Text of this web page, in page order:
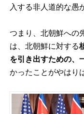
入する非人道的な愚
つまり、北朝鮮への
は、北朝鮮に対する
を引き出すための、
かったことがやはり